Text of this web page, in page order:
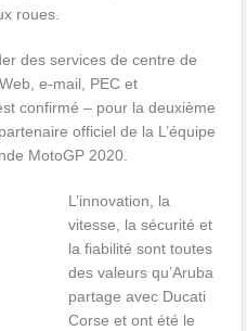
roues.
des services de centre de
e-mail, PEC et
confirmé – pour la deuxième
officiel de la L’équipe
MotoGP 2020.
L’innovation, la
vitesse, la sécurité et
la fiabilité sont toutes
des valeurs qu’Aruba
partage avec Ducati
Corse et ont été le